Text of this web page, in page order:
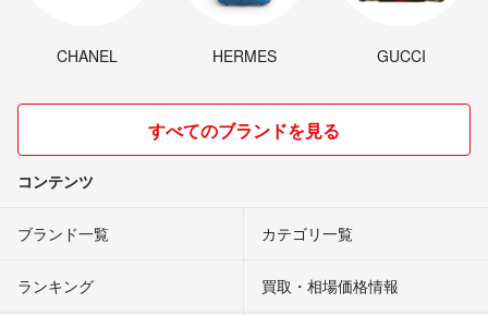
CHANEL HERMES GUCCI
すべてのブランドを見る
コンテンツ
ブランド一覧 カテゴリ一覧
ランキング 買取・相場価格情報